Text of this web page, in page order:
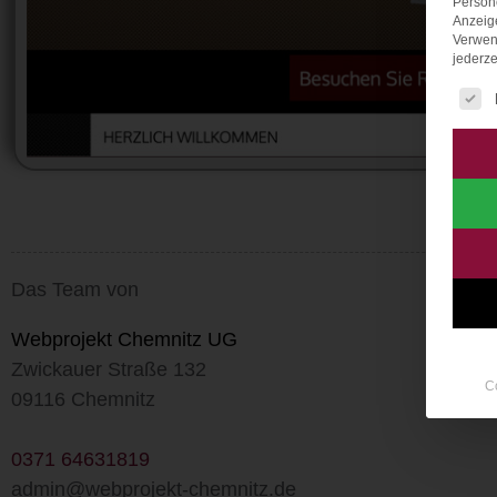
Das Team von
Webprojekt Chemnitz UG
Zwickauer Straße 132
09116 Chemnitz
0371 64631819
admin@webprojekt-chemnitz.de
Es